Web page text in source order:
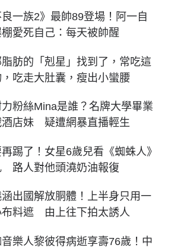
良一族2》最帥89登場！阿一自
愛死自己：每天被帥醒
肪的「剋星」找到了，常吃這
吃走大肚囊，瘦出小蠻腰
力粉絲Mina是誰？名牌大學畢業
酒店妹 疑遭網暴直播輕生
踢了！女星6歲兒看《蜘蛛人》
路人對他頭澆奶油報復
出國解放胴體！上半身只用一
布料遮 由上往下拍太誘人
樂人黎彼得病逝享壽76歲！中